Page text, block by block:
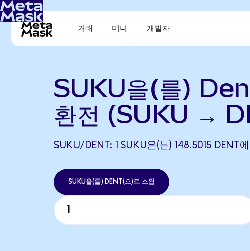
거래 머니 개발자
SUKU을(를)
환전 (SUKU →
SUKU/DENT: 1 SUKU은(는) 148.5015 DENT
SUKU을(를) DENT(으)로 스왑